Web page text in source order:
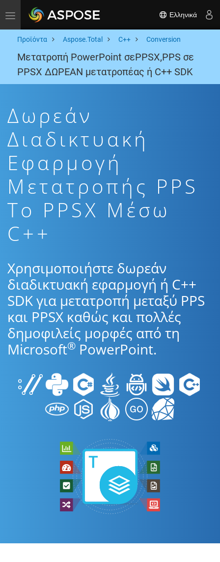
Toggle navigation Ελληνικά
Προϊόντα Aspose.Total C++ Conversion
Μετατροπή PowerPoint σεPPSX,PPS σε
PPSX ΔΩΡΕΑΝ μετατροπέας ή C++ SDK
Δωρεάν
Διαδικτυακή
Εφαρμογή
Μετατροπής PPS
To PPSX Μέσω
C++
Χρησιμοποιήστε δωρεάν
διαδικτυακή εφαρμογή ή C++
SDK για μετατροπή μεταξύ PPS
και PPSX καθώς και πολλές
δημοφιλείς μορφές από τη
Microsoft® PowerPoint.